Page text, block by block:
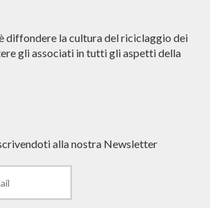
diffondere la cultura del riciclaggio dei
gli associati in tutti gli aspetti della
alla nostra Newsletter